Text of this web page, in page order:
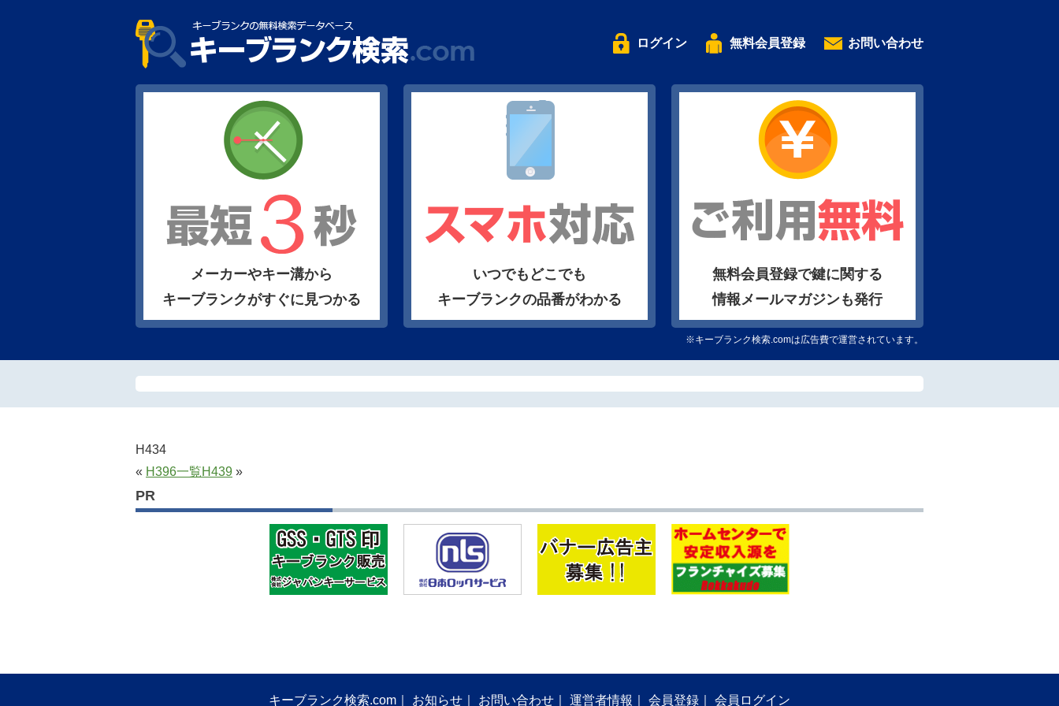
ログイン 無料会員登録 お問い合わせ
メーカーやキー溝から
キーブランクがすぐに見つかる
いつでもどこでも
キーブランクの品番がわかる
無料会員登録で鍵に関する
情報メールマガジンも発行
※キーブランク検索.comは広告費で運営されています。
H434
« H396一覧H439 »
PR
キーブランク検索.com お知らせ お問い合わせ 運営者情報 会員登録 会員ログイン